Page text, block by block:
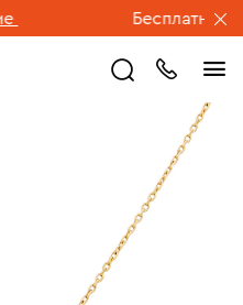
Бесплатная